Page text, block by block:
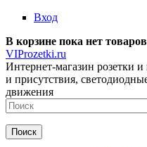
Перейти к основному
Вход
В корзине пока нет товаров
VIProzetki.ru
Интернет-магазин розетки
и присутствия,
движения